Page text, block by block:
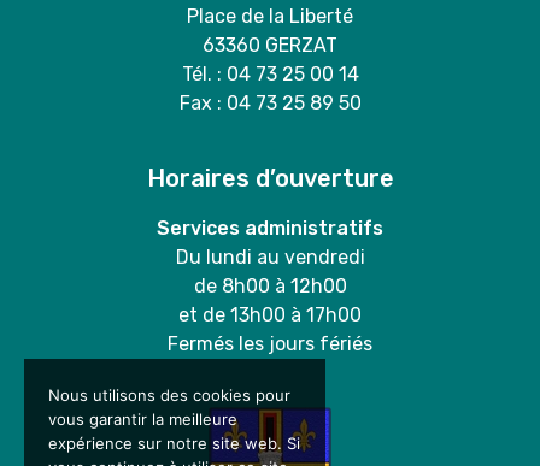
Place de la Liberté
63360 GERZAT
Tél. : 04 73 25 00 14
Fax : 04 73 25 89 50
Horaires d’ouverture
Services administratifs
Du lundi au vendredi
de 8h00 à 12h00
et de 13h00 à 17h00
Fermés les jours fériés
Nous utilisons des cookies pour
vous garantir la meilleure
expérience sur notre site web. Si